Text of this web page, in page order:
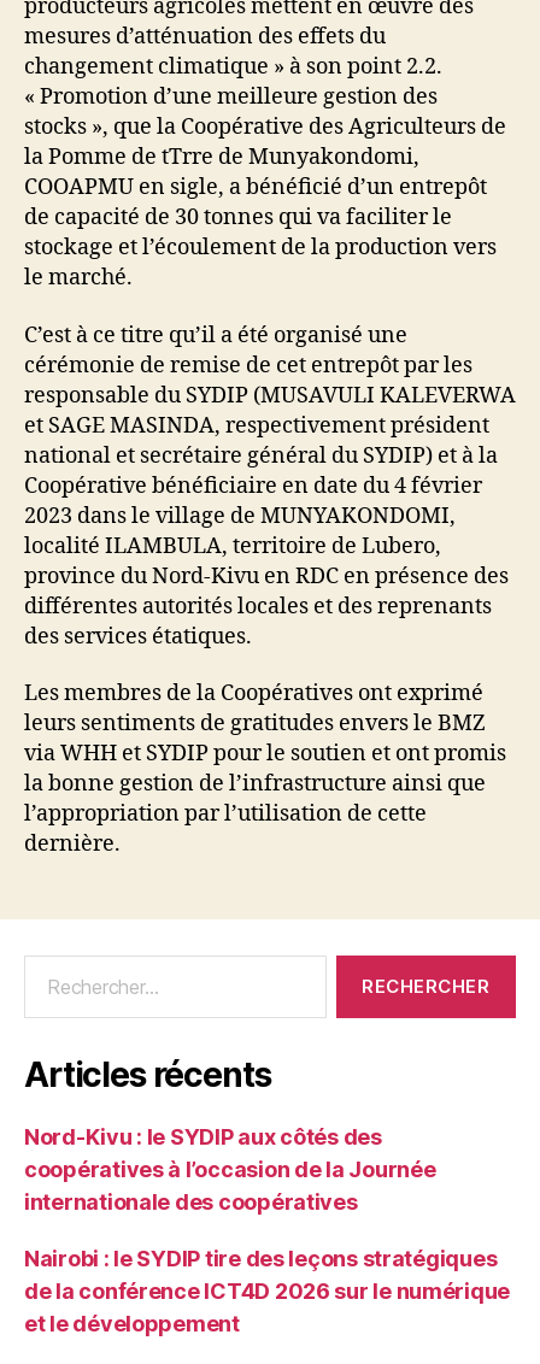
producteurs agricoles mettent en œuvre des
mesures d’atténuation des effets du
changement climatique » à son point 2.2.
« Promotion d’une meilleure gestion des
stocks », que la Coopérative des Agriculteurs de
la Pomme de tTrre de Munyakondomi,
COOAPMU en sigle, a bénéficié d’un entrepôt
de capacité de 30 tonnes qui va faciliter le
stockage et l’écoulement de la production vers
le marché.
C’est à ce titre qu’il a été organisé une
cérémonie de remise de cet entrepôt par les
responsable du SYDIP (MUSAVULI KALEVERWA
et SAGE MASINDA, respectivement président
national et secrétaire général du SYDIP) et à la
Coopérative bénéficiaire en date du 4 février
2023 dans le village de MUNYAKONDOMI,
localité ILAMBULA, territoire de Lubero,
province du Nord-Kivu en RDC en présence des
différentes autorités locales et des reprenants
des services étatiques.
Les membres de la Coopératives ont exprimé
leurs sentiments de gratitudes envers le BMZ
via WHH et SYDIP pour le soutien et ont promis
la bonne gestion de l’infrastructure ainsi que
l’appropriation par l’utilisation de cette
dernière.
Articles récents
Nord-Kivu : le SYDIP aux côtés des
coopératives à l’occasion de la Journée
internationale des coopératives
Nairobi : le SYDIP tire des leçons stratégiques
de la conférence ICT4D 2026 sur le numérique
et le développement